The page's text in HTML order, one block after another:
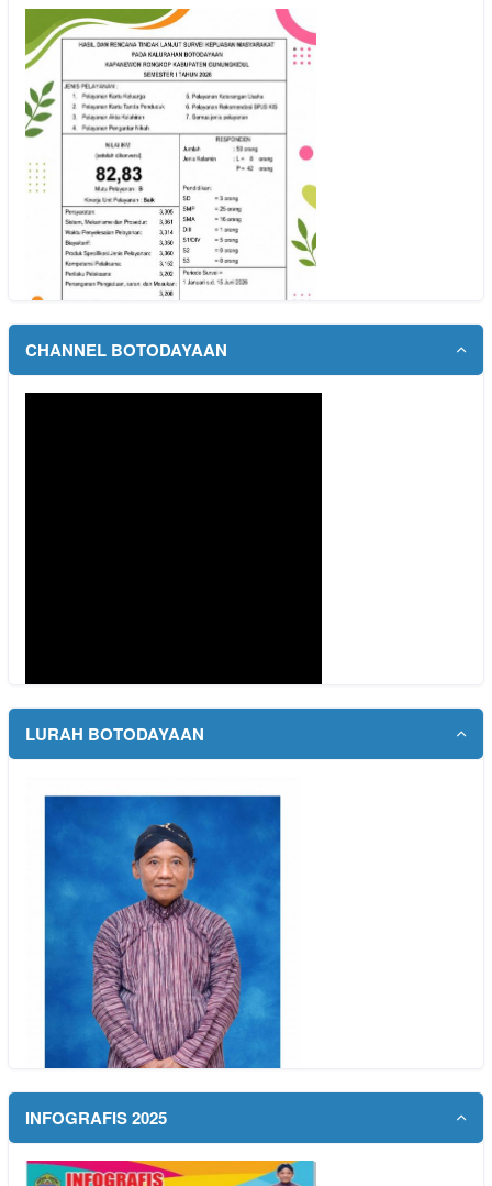
12 Oktober 2025 00:21:47 WIB
Dodo.h
Mudah dan terpercaya...baca selengkapnya
19 September 2025 22:38:42 WIB
YUNI
Cek Indonesia sehat... baca selengkapnya
16 September 2025 10:52:11 WIB
SIDA Today
datang ke puskesmas setempat kak...
CHANNEL BOTODAYAAN
LURAH BOTODAYAAN
INFOGRAFIS 2025